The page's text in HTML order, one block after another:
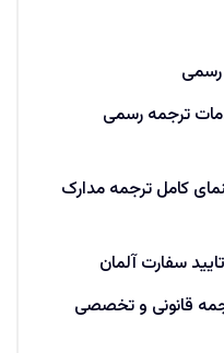
رسمی
ترجمه رسمی
کامل ترجمه مدارک
سفارت آلمان
قانونی و تخصصی